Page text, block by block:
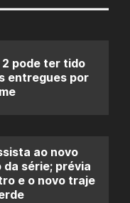
pode ter tido
entregues por
ao novo
série; prévia
e o novo traje